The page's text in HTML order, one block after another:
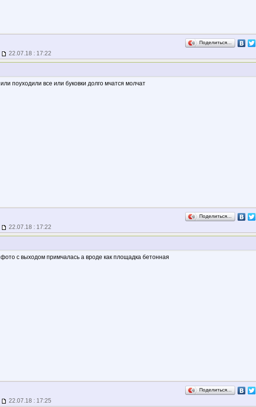
Поделиться…
22.07.18 : 17:22
или поуходили все или буковки долго мчатся молчат
Поделиться…
22.07.18 : 17:22
фото с выходом примчалась а вроде как площадка бетонная
Поделиться…
22.07.18 : 17:25